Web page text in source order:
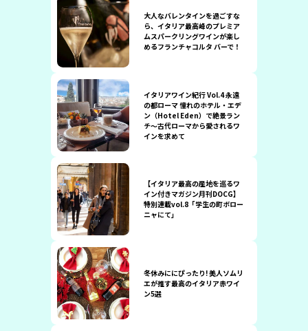
大人なバレンタインを過ごすな
ら、イタリア最高峰のプレミア
ムスパークリングワインが楽し
めるフランチャコルタ バーで！
イタリアワイン紀行 Vol.4 永遠
の都ローマ 憧れのホテル・エデ
ン（Hotel Eden）で絶景ラン
チ〜古代ローマから愛されるワ
インを求めて
【イタリア最高の産地を巡るワ
イン付きマガジン月刊DOCG】
特別連載vol.8「学生の町ボロー
ニャにて」
冬休みににぴったり! 美人ソムリ
エが推す最高のイタリア赤ワイ
ン5選